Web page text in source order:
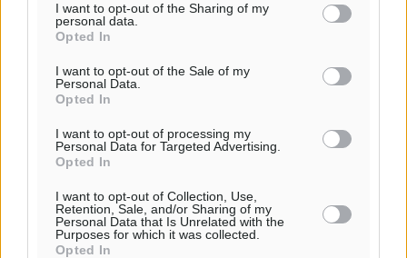
I want to opt-out of the Sharing of my
personal data.
Opted In
I want to opt-out of the Sale of my
Personal Data.
Opted In
I want to opt-out of processing my
Personal Data for Targeted Advertising.
Opted In
I want to opt-out of Collection, Use,
Retention, Sale, and/or Sharing of my
Personal Data that Is Unrelated with the
Purposes for which it was collected.
Opted In